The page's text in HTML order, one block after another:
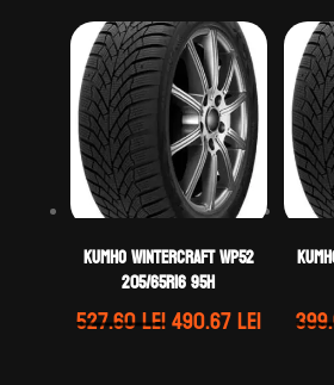
Kumho WINTERCRAFT WP52
205/65R16 95H
527.60leiPrețul
490.67leiPrețul